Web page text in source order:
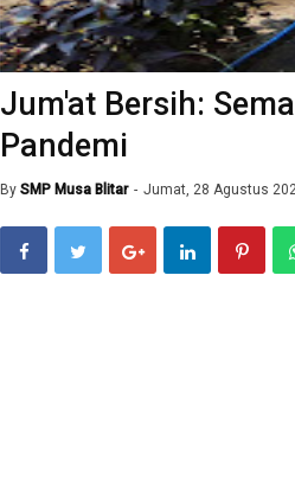
Jum'at Bersih:
Pandemi
By SMP Musa Blitar Jumat, 28 Agustus